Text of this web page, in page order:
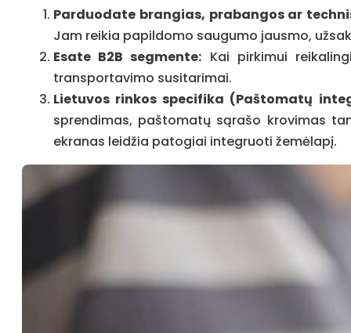
Parduodate brangias, prabangos ar
Jam reikia papildomo saugumo jausmo,
Esate B2B segmente: Kai pirkimui
transportavimo susitarimai.
Lietuvos rinkos specifika (Paštomatų
sprendimas, paštomatų sąrašo krovimas
ekranas leidžia patogiai integruoti žemėlapį.